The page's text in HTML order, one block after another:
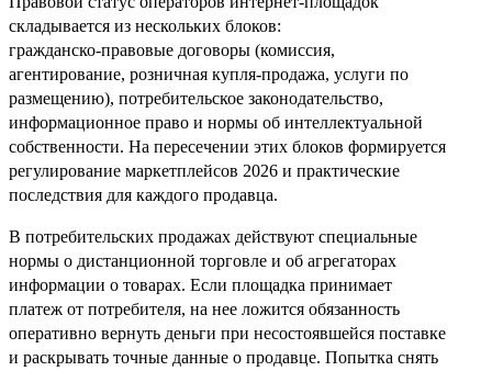
складывается из нескольких блоков:
гражданско‑правовые договоры (комиссия,
агентирование, розничная купля‑продажа, услуги по
размещению), потребительское законодательство,
информационное право и нормы об интеллектуальной
собственности. На пересечении этих блоков формируется
регулирование маркетплейсов 2026 и практические
последствия для каждого продавца.
В потребительских продажах действуют специальные
нормы о дистанционной торговле и об агрегаторах
информации о товарах. Если площадка принимает
платеж от потребителя, на нее ложится обязанность
оперативно вернуть деньги при несостоявшейся поставке
и раскрывать точные данные о продавце. Попытка снять